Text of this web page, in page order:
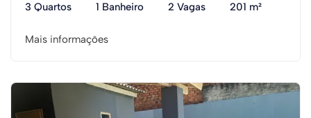
3 Quartos 1 Banheiro 2 Vagas 201 m²
Mais informações